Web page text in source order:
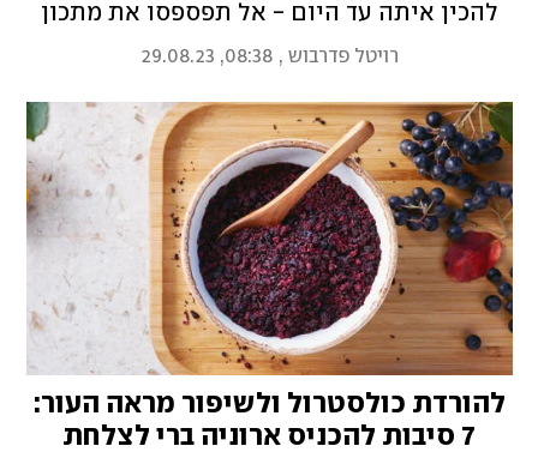
להכין איתה עד היום - אל תפספסו את מתכון
המוקפץ של רויטל פדרבוש
רויטל פדרבוש ,
08:38, 29.08.23
להורדת כולסטרול ולשיפור מראה העור:
7 סיבות להכניס ארוניה ברי לצלחת